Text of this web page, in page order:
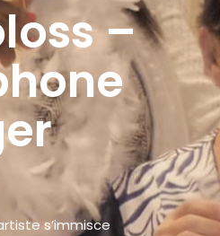
–
s’immisce